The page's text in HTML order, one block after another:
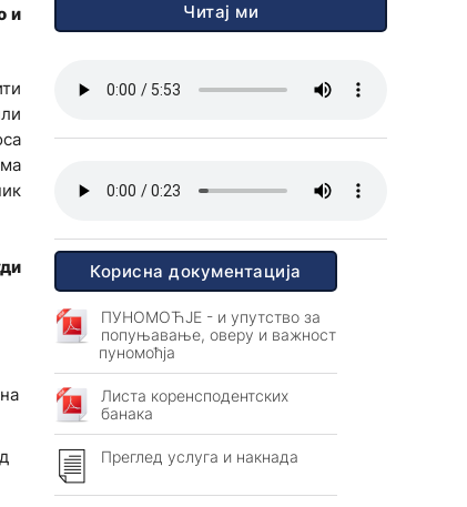
и
Читај ми
Корисна документација
ПУНОМОЋЈЕ - и упутство за
попуњавање, оверу и важност
пуномоћја
Листа коренсподентских
банака
Преглед услуга и накнада